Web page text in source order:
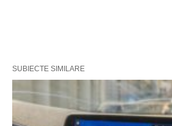
SUBIECTE SIMILARE